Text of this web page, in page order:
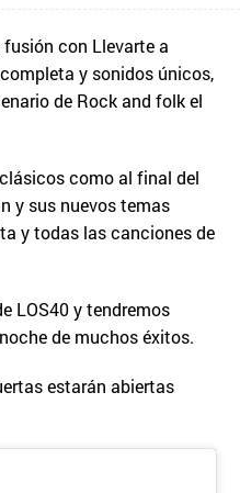
fusión con Llevarte a
y sonidos únicos,
de Rock and folk el
como al final del
y sus nuevos temas
y todas las canciones de
LOS40 y tendremos
de muchos éxitos.
estarán abiertas